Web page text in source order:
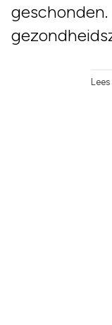
geschonden.